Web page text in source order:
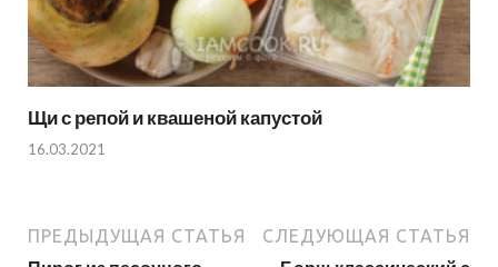
Щи с репой и квашеной капустой
16.03.2021
ПРЕДЫДУЩАЯ СТАТЬЯ СЛЕДУЮЩАЯ СТАТЬЯ